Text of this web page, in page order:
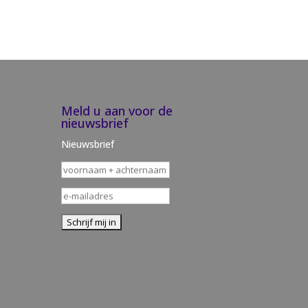
Meld u aan voor de
nieuwsbrief
Nieuwsbrief